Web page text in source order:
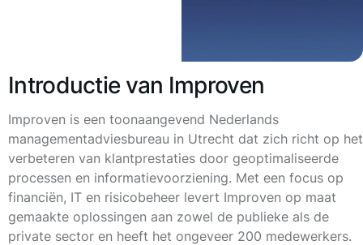
Introductie van Improven
Improven is een toonaangevend Nederlands
managementadviesbureau in Utrecht dat zich richt op het
verbeteren van klantprestaties door geoptimaliseerde
processen en informatievoorziening. Met een focus op
financiën, IT en risicobeheer levert Improven op maat
gemaakte oplossingen aan zowel de publieke als de
private sector en heeft het ongeveer 200 medewerkers.